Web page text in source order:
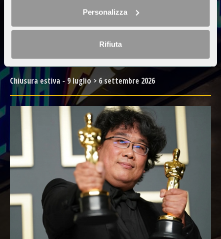
Personalizza
Rifiuta
Chiusura estiva - 9 luglio > 6 settembre 2026